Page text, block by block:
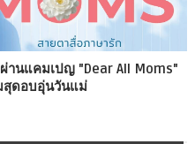
นแคมเปญ "Dear All Moms"
สุดอบอุ่นวันแม่